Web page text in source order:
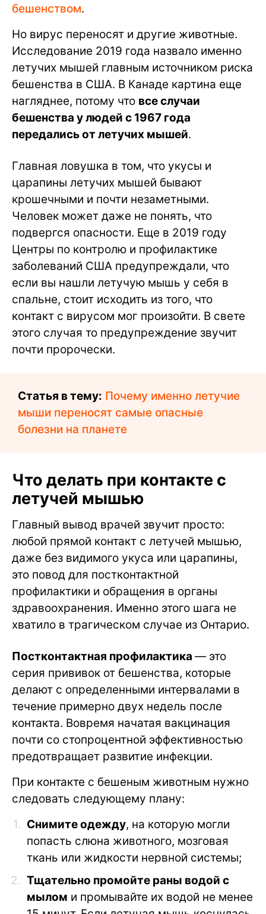
бешенством.
Но вирус переносят и другие животные.
Исследование 2019 года назвало именно
летучих мышей главным источником риска
бешенства в США. В Канаде картина еще
нагляднее, потому что все случаи
бешенства у людей с 1967 года
передались от летучих мышей.
Главная ловушка в том, что укусы и
царапины летучих мышей бывают
крошечными и почти незаметными.
Человек может даже не понять, что
подвергся опасности. Еще в 2019 году
Центры по контролю и профилактике
заболеваний США предупреждали, что
если вы нашли летучую мышь у себя в
спальне, стоит исходить из того, что
контакт с вирусом мог произойти. В свете
этого случая то предупреждение звучит
почти пророчески.
Статья в тему: Почему именно летучие
мыши переносят самые опасные
болезни на планете
Что делать при контакте с
летучей мышью
Главный вывод врачей звучит просто:
любой прямой контакт с летучей мышью,
даже без видимого укуса или царапины,
это повод для постконтактной
профилактики и обращения в органы
здравоохранения. Именно этого шага не
хватило в трагическом случае из Онтарио.
Постконтактная профилактика — это
серия прививок от бешенства, которые
делают с определенными интервалами в
течение примерно двух недель после
контакта. Вовремя начатая вакцинация
почти со стопроцентной эффективностью
предотвращает развитие инфекции.
При контакте с бешеным животным нужно
следовать следующему плану:
Снимите одежду, на которую могли
попасть слюна животного, мозговая
ткань или жидкости нервной системы;
Тщательно промойте раны водой с
мылом и промывайте их водой не менее